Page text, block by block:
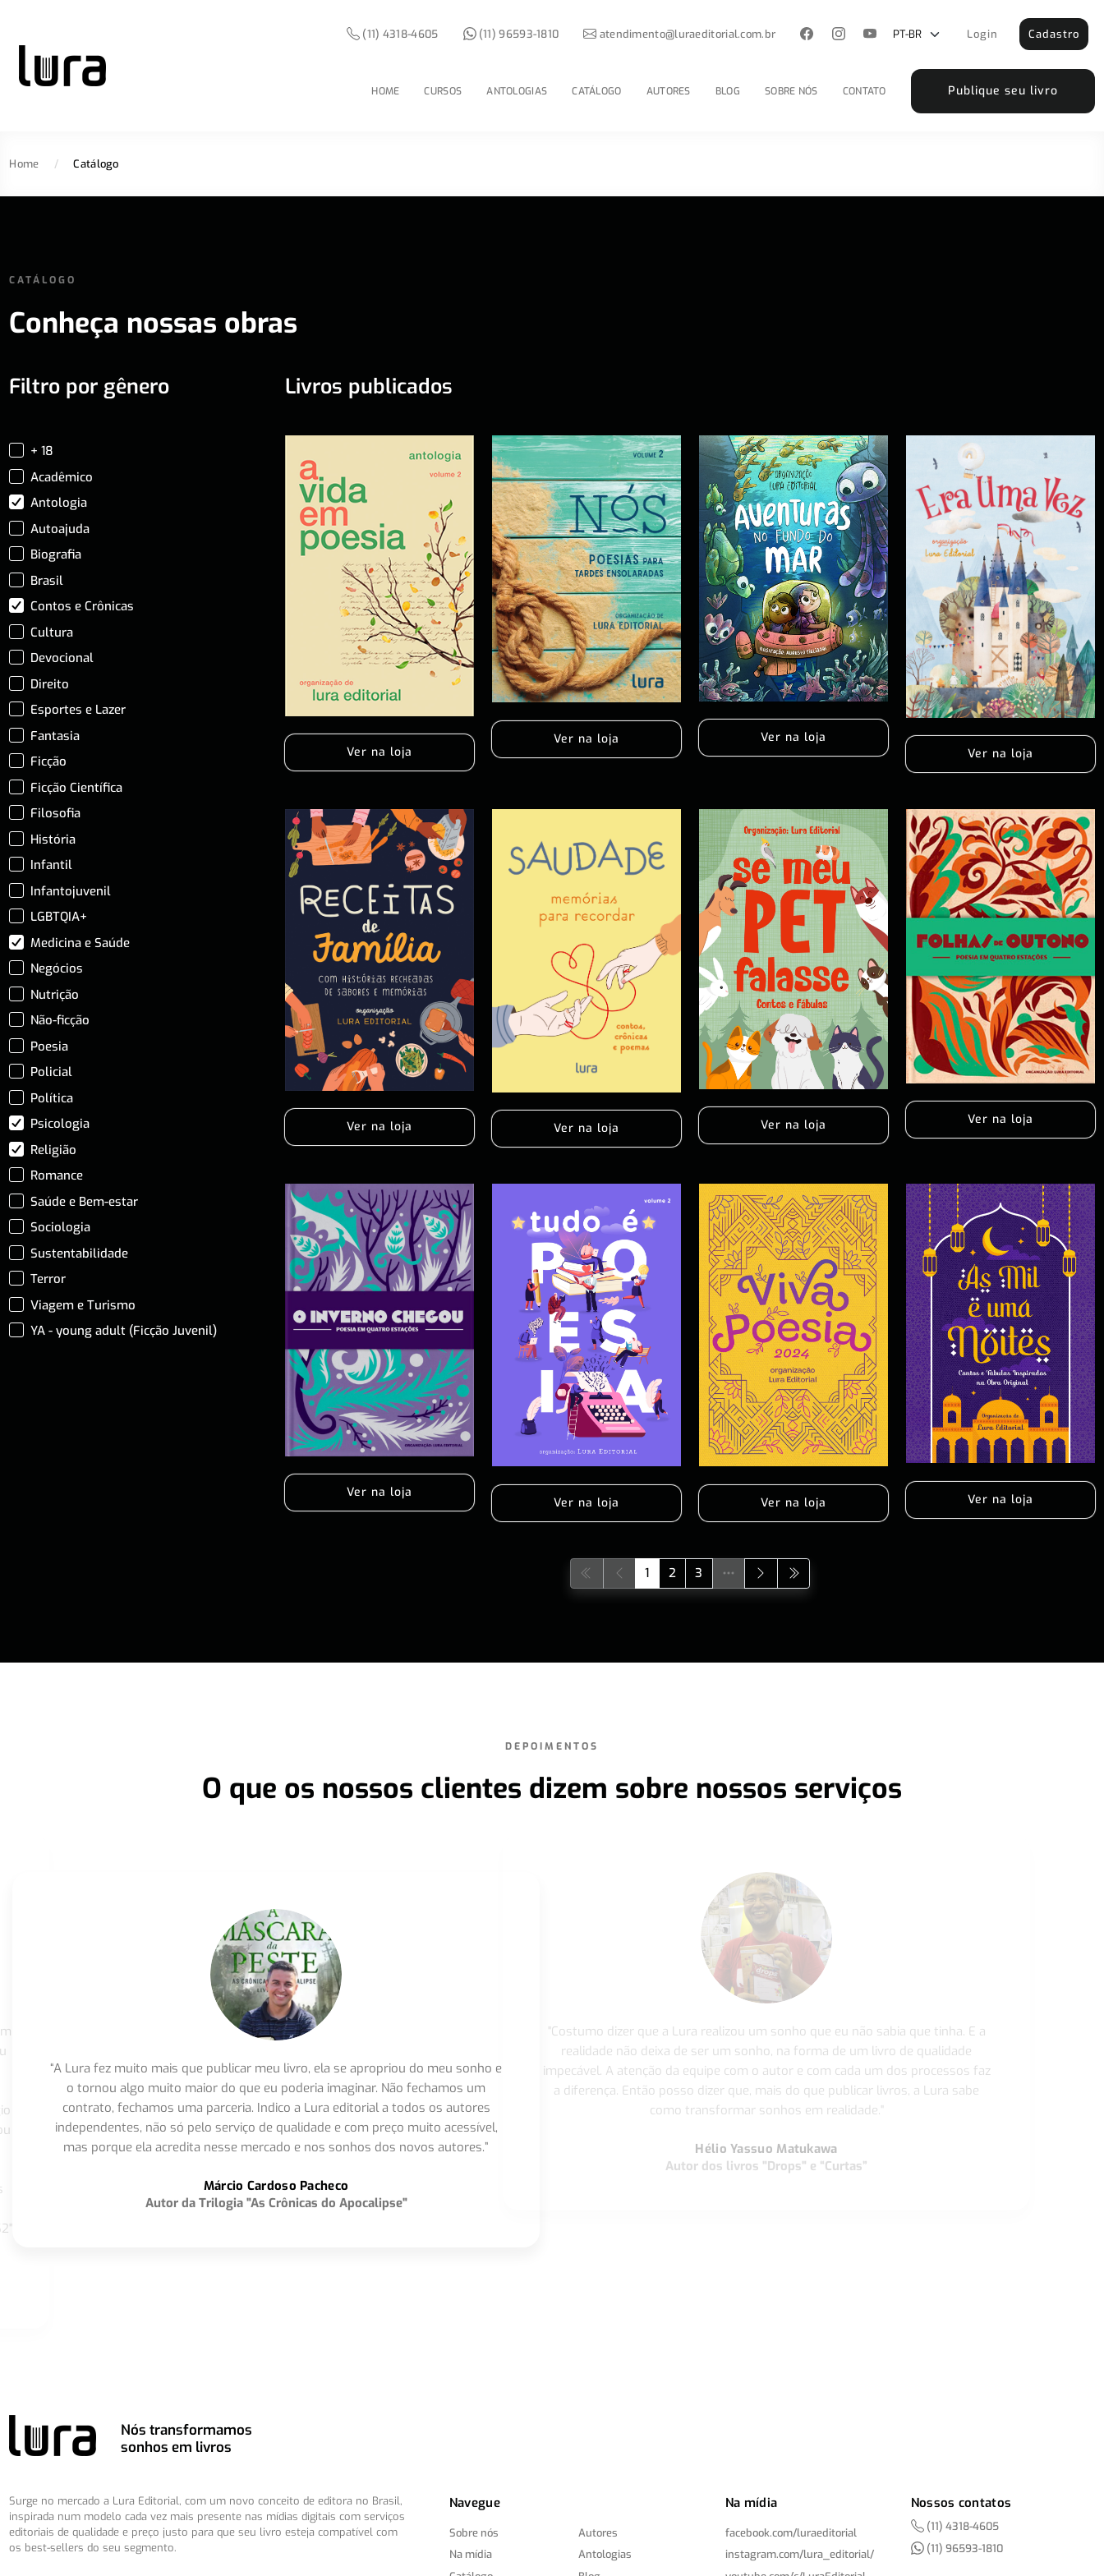
HOME CURSOS ANTOLOGIAS CATÁLOGO AUTORES BLOG SOBRE NÓS CONTATO Publique seu livro
(11) 4318-4605 (11) 96593-1810 atendimento@luraeditorial.com.br Login Cadastro
Home / Catálogo
CATÁLOGO
Conheça nossas obras
Filtro por gênero
+ 18
Acadêmico
Antologia
Autoajuda
Biografia
Brasil
Contos e Crônicas
Cultura
Devocional
Direito
Esportes e Lazer
Fantasia
Ficção
Ficção Científica
Filosofia
História
Infantil
Infantojuvenil
LGBTQIA+
Medicina e Saúde
Negócios
Nutrição
Não-ficção
Poesia
Policial
Política
Psicologia
Religião
Romance
Saúde e Bem-estar
Sociologia
Sustentabilidade
Terror
Viagem e Turismo
YA - young adult (Ficção Juvenil)
Livros publicados
Ver na loja
Ver na loja
Ver na loja
Ver na loja
Ver na loja Ver na loja Ver na loja Ver na loja
Ver na loja
Ver na loja Ver na loja Ver na loja
1 2 3
DEPOIMENTOS
O que os nossos clientes dizem sobre nossos serviços
“A Lura fez muito mais que publicar meu livro, ela se apropriou do meu sonho e
o tornou algo muito maior do que eu poderia imaginar. Não fechamos um
contrato, fechamos uma parceria. Indico a Lura editorial a todos os autores
independentes, não só pelo serviço de qualidade e com preço muito acessível,
mas porque ela acredita nesse mercado e nos sonhos dos novos autores.”
Márcio Cardoso Pacheco
Autor da Trilogia "As Crônicas do Apocalipse"
"Costumo dizer que a Lura realizou um sonho que eu não sabia que tinha. E a
realidade não deixa de ser um sonho, na forma de um livro de qualidade
impecável. A atenção da equipe com o autor e com cada um dos processos faz
a diferença. Então posso dizer que, mais do que publicar livros, a Lura sabe
como transformar sonhos em realidade."
Hélio Yassuo Matukawa
Autor dos livros "Drops" e “Curtas”
Nós transformamos
sonhos em livros
Surge no mercado a Lura Editorial, com um novo conceito de editora no Brasil,
inspirada num modelo cada vez mais presente nas mídias digitais com serviços
editoriais de qualidade e preço justo para que seu livro esteja compatível com
os best-sellers do seu segmento.
Navegue
Sobre nós
Na mídia
Autores
Antologias
Na mídia
facebook.com/luraeditorial
instagram.com/lura_editorial/
Nossos contatos
(11) 4318-4605
(11) 96593-1810